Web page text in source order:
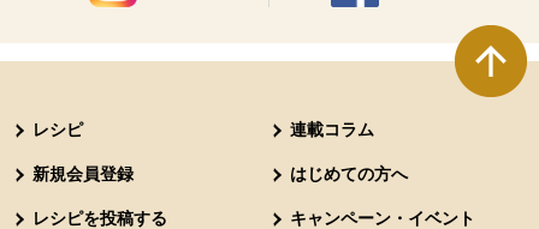
レシピ 連載コラム
新規会員登録 はじめての方へ
レシピを投稿する キャンペーン・イベント